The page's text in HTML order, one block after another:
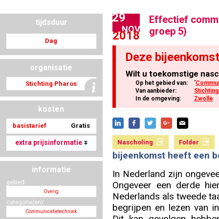
Nascholingen online (elearning)
Nascholingen op aanvraag (in-company)
Nascholing aanmelden
tijdsduur
Dag
organisatie
Stichting Pharos
kosten
basistarief Gratis
extra prijsinformatie
informatie
gebied:
Overig
categorie(ën):
Communicatietechniek
29
NOV
2018
Effectief
groep 5)
Deze
Wilt u toekomstige
Op het gebied van: '
Van aanbieder:
In de omgeving:
Zwolle
Nascholing Folder
bijeenkomst heeft een
In Nederland zijn
Ongeveer een derde
Nederlands als tweede
begrijpen en lezen van